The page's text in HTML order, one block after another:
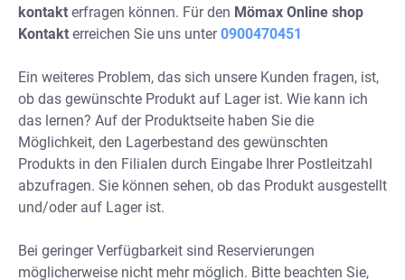
kontakt erfragen können. Für den Mömax Online shop
Kontakt erreichen Sie uns unter0900470451
Ein weiteres Problem, das sich unsere Kunden fragen, ist,
ob das gewünschte Produkt auf Lager ist. Wie kann ich
das lernen? Auf der Produktseite haben Sie die
Möglichkeit, den Lagerbestand des gewünschten
Produkts in den Filialen durch Eingabe Ihrer Postleitzahl
abzufragen. Sie können sehen, ob das Produkt ausgestellt
und/oder auf Lager ist.
Bei geringer Verfügbarkeit sind Reservierungen
möglicherweise nicht mehr möglich. Bitte beachten Sie,